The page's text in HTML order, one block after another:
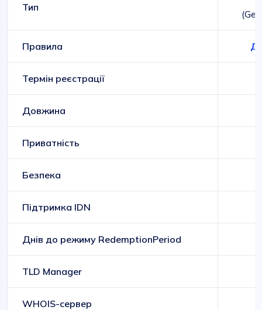
Тип
Правила
Термін реєстрації
Довжина
Приватність
Безпека
Підтримка IDN
Днів до режиму RedemptionPeriod
TLD Manager
WHOIS-сервер